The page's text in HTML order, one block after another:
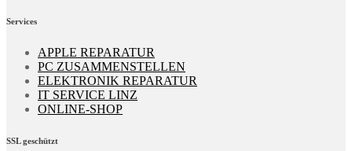
Services
APPLE REPARATUR
PC ZUSAMMENSTELLEN
ELEKTRONIK REPARATUR
IT SERVICE LINZ
ONLINE-SHOP
SSL geschützt